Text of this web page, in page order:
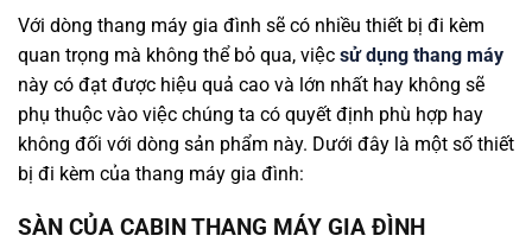
Với dòng thang máy gia đình sẽ có nhiều thiết bị đi kèm
quan trọng mà không thể bỏ qua, việc sử dụng thang máy
này có đạt được hiệu quả cao và lớn nhất hay không sẽ
phụ thuộc vào việc chúng ta có quyết định phù hợp hay
không đối với dòng sản phẩm này. Dưới đây là một số thiết
bị đi kèm của thang máy gia đình:
SÀN CỦA CABIN THANG MÁY GIA ĐÌNH